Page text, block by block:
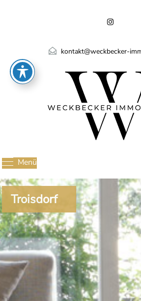
kontakt@weckbecker-
Menü
Troisdorf